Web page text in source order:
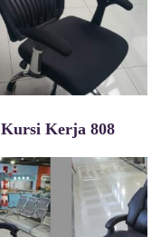
Kursi Kerja 808